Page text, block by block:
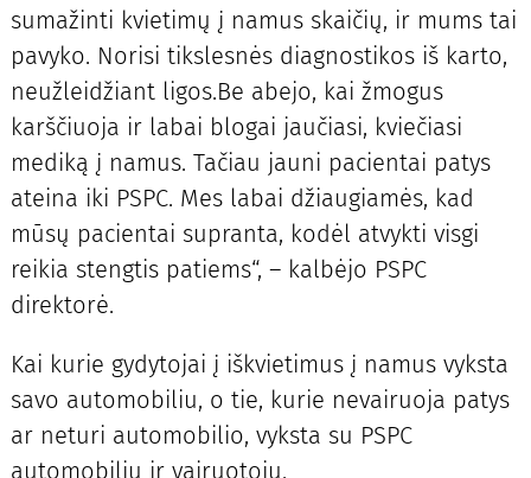
sumažinti kvietimų į namus skaičių, ir mums tai
pavyko. Norisi tikslesnės diagnostikos iš karto,
neužleidžiant ligos.Be abejo, kai žmogus
karščiuoja ir labai blogai jaučiasi, kviečiasi
mediką į namus. Tačiau jauni pacientai patys
ateina iki PSPC. Mes labai džiaugiamės, kad
mūsų pacientai supranta, kodėl atvykti visgi
reikia stengtis patiems“, – kalbėjo PSPC
direktorė.
Kai kurie gydytojai į iškvietimus į namus vyksta
savo automobiliu, o tie, kurie nevairuoja patys
ar neturi automobilio, vyksta su PSPC
automobiliu ir vairuotoju.